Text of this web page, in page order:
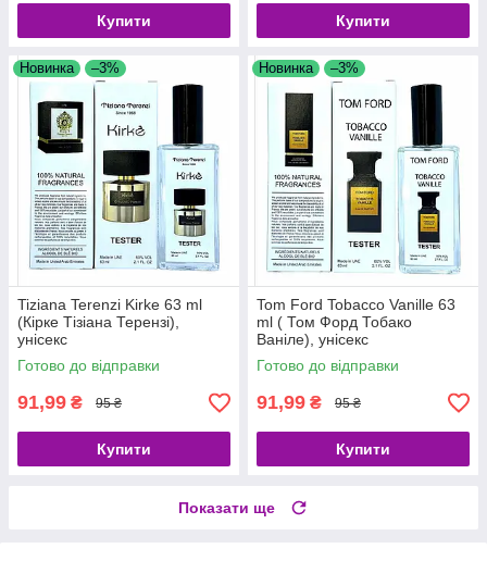
Купити Купити
Новинка –3%
Tiziana Terenzi Kirke 63 ml
(Кірке Тізіана Терензі),
унісекс
Готово до відправки
91,99 ₴ 95 ₴
Купити
Новинка –3%
Tom Ford Tobacco Vanille 63
ml ( Том Форд Тобако
Ваніле), унісекс
Готово до відправки
91,99 ₴ 95 ₴
Купити
Показати ще